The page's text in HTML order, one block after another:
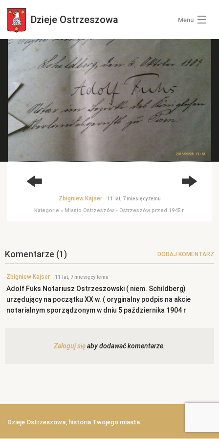
Dzieje Ostrzeszowa Menu
Wszystkie zdjęcia
Kategorie zdjęć
Zaloguj się
+ Dodaj zdjęcia
Zbigniew Kajser 11 lat, 7 miesięcy temu
Kategorie » Miasto Ostrzeszów » Ostrzeszów przed 1945 r.
Komentarze (1) DODAJ KOMENTARZ
Zbigniew Kajser 11 lat, 7 miesięcy temu
Adolf Fuks Notariusz Ostrzeszowski ( niem. Schildberg)
urzędujący na początku XX w. ( oryginalny podpis na akcie
notarialnym sporządzonym w dniu 5 października 1904 r
Zaloguj sięaby dodawać komentarze.
Dzieje Ostrzeszowa, historia Twojego miasta.